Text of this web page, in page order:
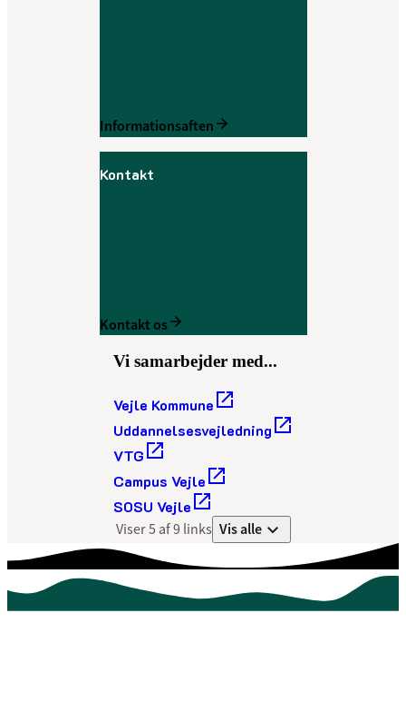
Informationsaften
Kontakt
Kontakt os
Vi samarbejder med...
Vejle Kommune
Uddannelsesvejledning
VTG
Campus Vejle
SOSU Vejle
Viser 5 af 9 links Vis alle